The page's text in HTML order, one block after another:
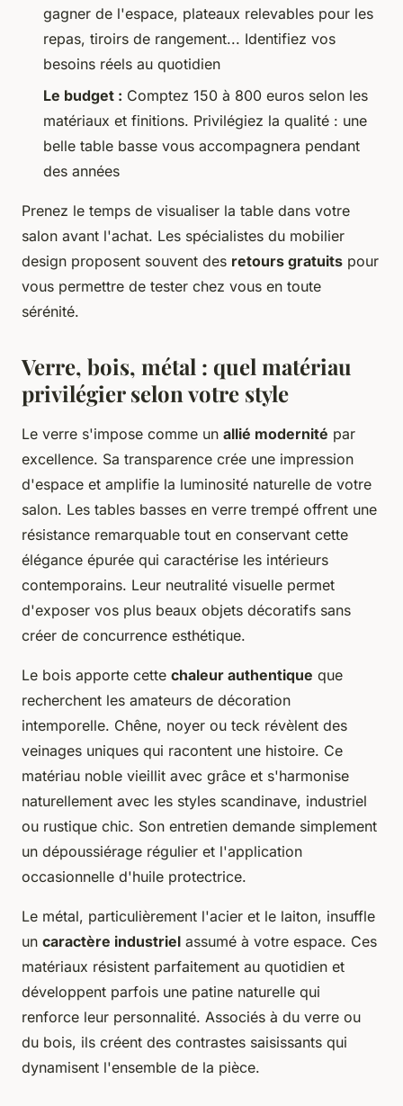
gagner de l'espace, plateaux relevables pour les
repas, tiroirs de rangement... Identifiez vos
besoins réels au quotidien
Le budget : Comptez 150 à 800 euros selon les
matériaux et finitions. Privilégiez la qualité : une
belle table basse vous accompagnera pendant
des années
Prenez le temps de visualiser la table dans votre
salon avant l'achat. Les spécialistes du mobilier
design proposent souvent des retours gratuits pour
vous permettre de tester chez vous en toute
sérénité.
Verre, bois, métal : quel matériau
privilégier selon votre style
Le verre s'impose comme un allié modernité par
excellence. Sa transparence crée une impression
d'espace et amplifie la luminosité naturelle de votre
salon. Les tables basses en verre trempé offrent une
résistance remarquable tout en conservant cette
élégance épurée qui caractérise les intérieurs
contemporains. Leur neutralité visuelle permet
d'exposer vos plus beaux objets décoratifs sans
créer de concurrence esthétique.
Le bois apporte cette chaleur authentique que
recherchent les amateurs de décoration
intemporelle. Chêne, noyer ou teck révèlent des
veinages uniques qui racontent une histoire. Ce
matériau noble vieillit avec grâce et s'harmonise
naturellement avec les styles scandinave, industriel
ou rustique chic. Son entretien demande simplement
un dépoussiérage régulier et l'application
occasionnelle d'huile protectrice.
Le métal, particulièrement l'acier et le laiton, insuffle
un caractère industriel assumé à votre espace. Ces
matériaux résistent parfaitement au quotidien et
développent parfois une patine naturelle qui
renforce leur personnalité. Associés à du verre ou
du bois, ils créent des contrastes saisissants qui
dynamisent l'ensemble de la pièce.